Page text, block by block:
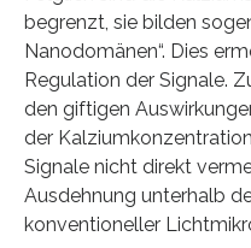
begrenzt, sie bilden
Nanodomänen“. Dies
Regulation der Signale.
den giftigen
der
Signale nicht direkt
Ausdehnung unterhalb
konventioneller